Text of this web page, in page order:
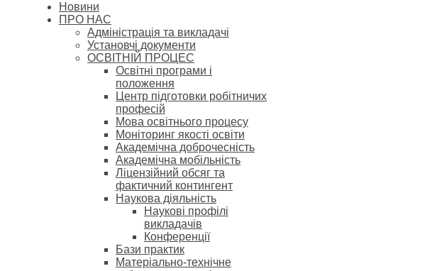
Новини
ПРО НАС
Адміністрація та викладачі
Установчі документи
ОСВІТНІЙ ПРОЦЕС
Освітні програми і
положення
Центр підготовки робітничих
професій
Мова освітнього процесу
Моніторинг якості освіти
Академічна доброчесність
Академічна мобільність
Ліцензійний обсяг та
фактичний контингент
Наукова діяльність
Наукові профілі
викладачів
Конференції
Бази практик
Матеріально-технічне